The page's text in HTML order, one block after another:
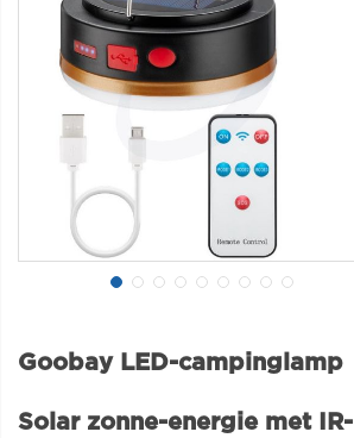
Goobay LED-campinglamp
Solar zonne-energie met IR-